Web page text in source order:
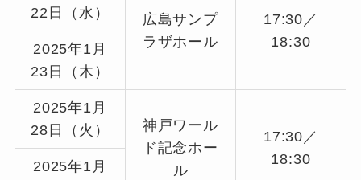
22日（水）
広島サンプ
ラザホール
17:30／
18:30
2025年1月
23日（木）
2025年1月
28日（火）
神戸ワール
ド記念ホー
ル
17:30／
18:30
2025年1月